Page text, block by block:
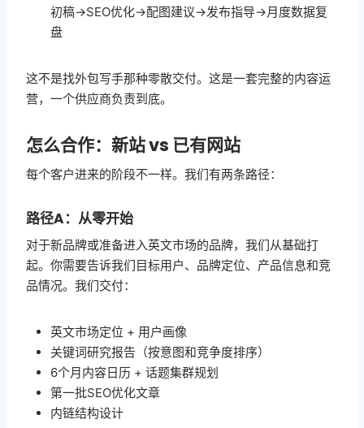
初稿→SEO优化→配图建议→发布指导→月度数据复
盘
这不是找外包写手那种零散交付。这是一套完整的内容运
营，一个供应商负责到底。
怎么合作：新站 vs 已有网站
每个客户进来的阶段不一样。我们有两条路径：
路径A：从零开始
对于新品牌或准备进入英文市场的品牌，我们从基础打
起。你需要告诉我们目标用户、品牌定位、产品信息和竞
品情况。我们交付：
英文市场定位 + 用户画像
关键词研究报告（按意图和竞争度排序）
6个月内容日历 + 话题集群规划
第一批SEO优化文章
内链结构设计